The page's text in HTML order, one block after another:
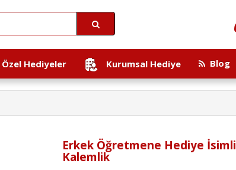
Özel Hediyeler Kurumsal Hediye Blog
Erkek Öğretmene Hediye İsimli
Kalemlik